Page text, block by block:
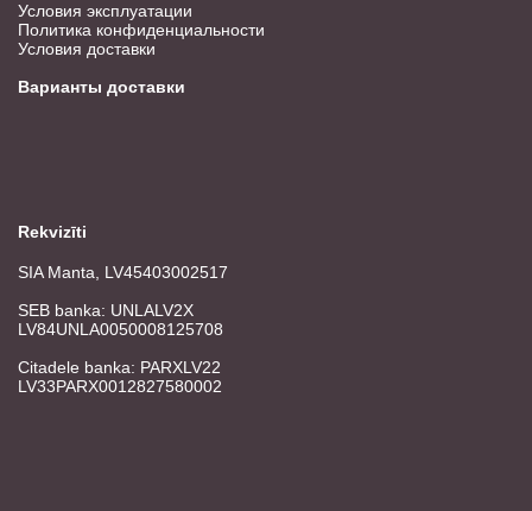
Условия эксплуатации
Политика конфиденциальности
Условия доставки
Варианты доставки
Rekvizīti
SIA Manta, LV45403002517
SEB banka: UNLALV2X
LV84UNLA0050008125708
Citadele banka: PARXLV22
LV33PARX0012827580002